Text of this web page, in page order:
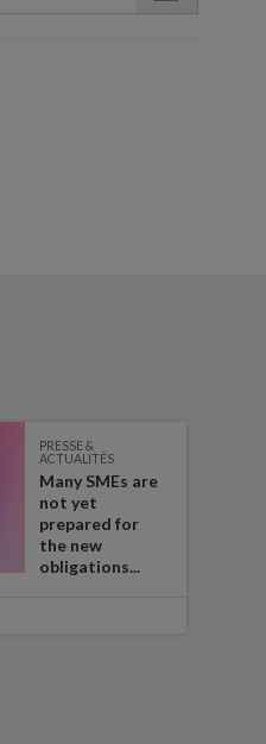
PRESSE &
ACTUALITÉS
Many SMEs are
not yet
prepared for
the new
obligations...